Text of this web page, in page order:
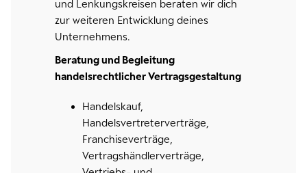
und Lenkungskreisen beraten wir dich
zur weiteren Entwicklung deines
Unternehmens.
Beratung und Begleitung
handelsrechtlicher Vertragsgestaltung
Handelskauf,
Handelsvertreterverträge,
Franchiseverträge,
Vertragshändlerverträge,